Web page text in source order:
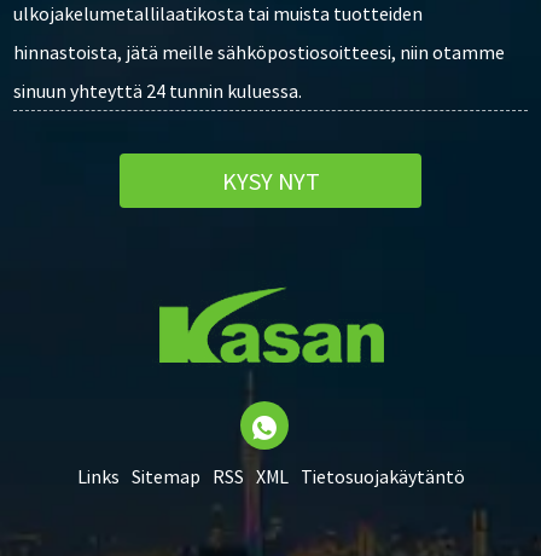
ulkojakelumetallilaatikosta tai muista tuotteiden
hinnastoista, jätä meille sähköpostiosoitteesi, niin otamme
sinuun yhteyttä 24 tunnin kuluessa.
KYSY NYT
Links Sitemap RSS XML Tietosuojakäytäntö